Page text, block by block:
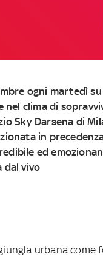
ogni martedì
nel clima di
Sky Darsena di
in
ed
dal vivo
urbana come